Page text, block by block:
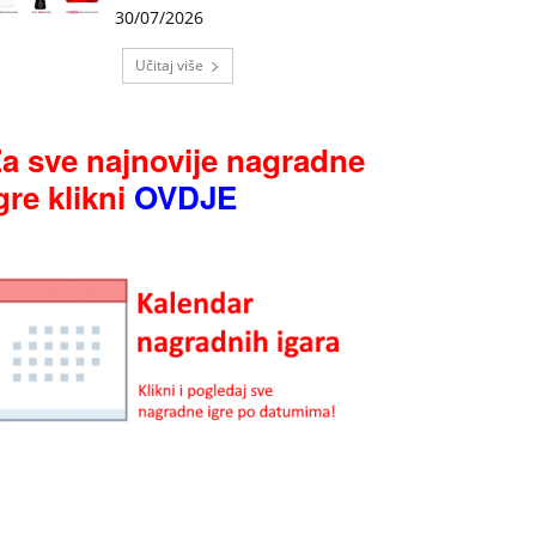
30/07/2026
Učitaj više
sve najnovije nagradne
klikni OVDJE